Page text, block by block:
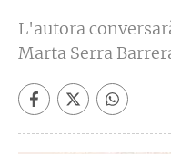
L'autora
Marta Serra